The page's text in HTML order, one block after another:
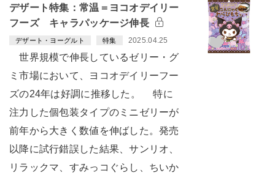
デザート特集：常温＝ヨコオデイリー
フーズ キャラパッケージ伸長
デザート・ヨーグルト 特集 2025.04.25
世界規模で伸長しているゼリー・グ
ミ市場において、ヨコオデイリーフー
ズの24年は好調に推移した。 特に
注力した個包装タイプのミニゼリーが
前年から大きく数値を伸ばした。発売
以降に試行錯誤した結果、サンリオ、
リラックマ、すみっコぐらし、ちいか